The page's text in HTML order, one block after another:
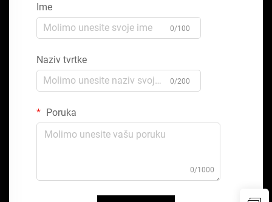
Ime
0/100
Naziv tvrtke
0/200
Poruka
0/1000